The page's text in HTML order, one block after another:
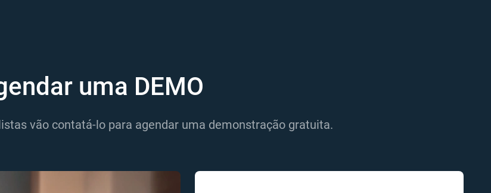
uma DEMO
vão contatá-lo para agendar uma demonstração gratuita.